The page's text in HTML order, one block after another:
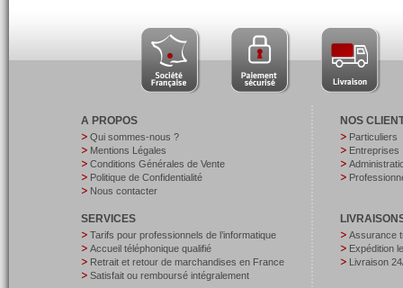
A PROPOS
Qui sommes-nous ?
Mentions Légales
Conditions Générales de Vente
Politique de Confidentialité
Nous contacter
SERVICES
Tarifs pour professionnels de l’informatique
Accueil téléphonique qualifié
Retrait et retour de marchandises en France
Satisfait ou remboursé intégralement
NOS
Particuliers
Entreprises
Assurance
Expédition
Livraison